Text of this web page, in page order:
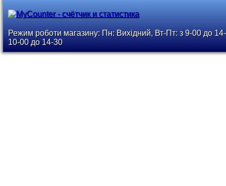
Режим роботи магазину: Пн: Вихідний, Вт-Пт: з 9-00 до
10-00 до 14-30